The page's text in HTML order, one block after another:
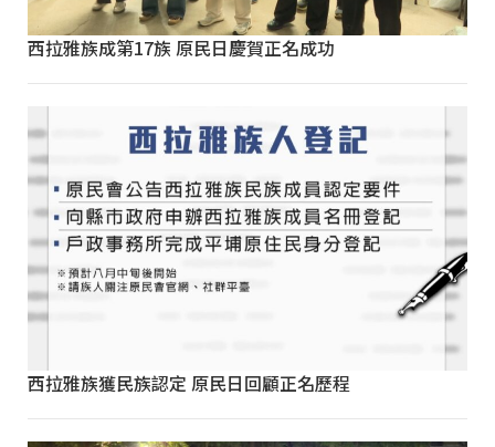
西拉雅族成第17族 原民日慶賀正名成功
西拉雅族獲民族認定 原民日回顧正名歷程